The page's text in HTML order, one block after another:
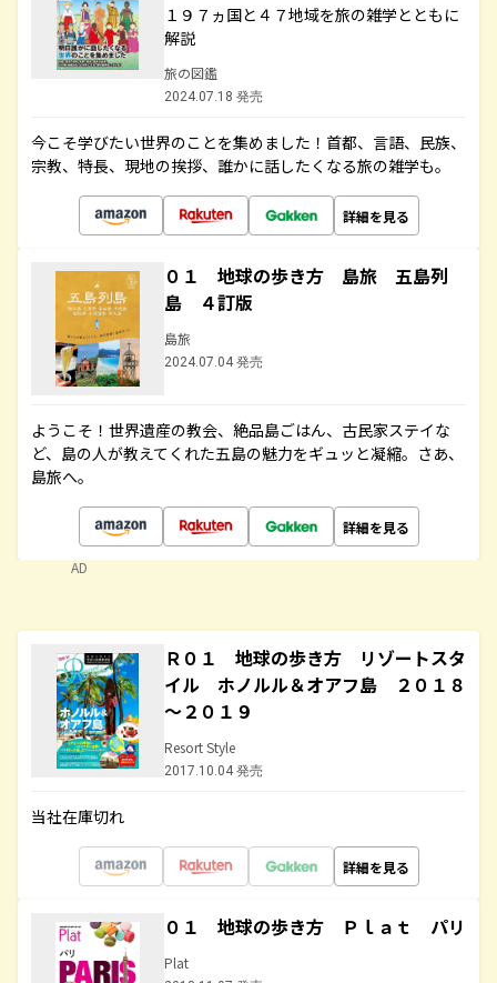
１９７ヵ国と４７地域を旅の雑学とともに
解説
旅の図鑑
2024.07.18 発売
今こそ学びたい世界のことを集めました！首都、言語、民族、
宗教、特長、現地の挨拶、誰かに話したくなる旅の雑学も。
詳細を見る
０１ 地球の歩き方 島旅 五島列
島 ４訂版
島旅
2024.07.04 発売
ようこそ！世界遺産の教会、絶品島ごはん、古民家ステイな
ど、島の人が教えてくれた五島の魅力をギュッと凝縮。さあ、
島旅へ。
詳細を見る
AD
Ｒ０１ 地球の歩き方 リゾートスタ
イル ホノルル＆オアフ島 ２０１８
～２０１９
Resort Style
2017.10.04 発売
当社在庫切れ
詳細を見る
０１ 地球の歩き方 Ｐｌａｔ パリ
Plat